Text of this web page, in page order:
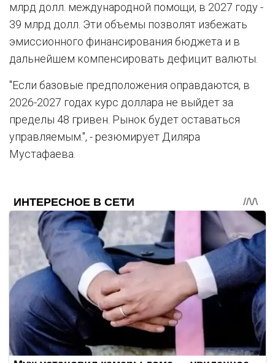
млрд долл. международной помощи, в 2027 году -
39 млрд долл. Эти объемы позволят избежать
эмиссионного финансирования бюджета и в
дальнейшем компенсировать дефицит валюты.
"Если базовые предположения оправдаются, в
2026-2027 годах курс доллара не выйдет за
пределы 48 гривен. Рынок будет оставаться
управляемым.", - резюмирует Диляра
Мустафаева.